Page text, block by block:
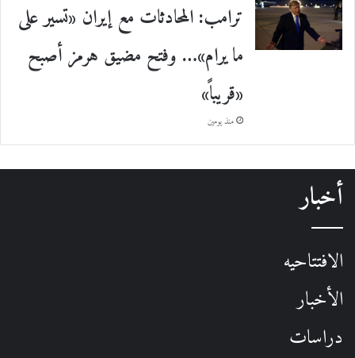
ترامب: المحادثات مع إيران «تسير على
ما يرام»… وفتح مضيق هرمز أصبح
«قريباً»
منذ يومين
أخبار
الافتتاحيه
الأخبار
دراسات